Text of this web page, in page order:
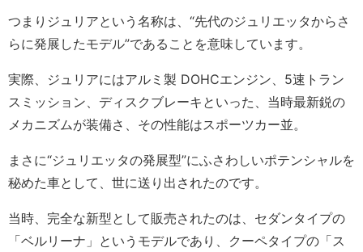
つまりジュリアという名称は、“先代のジュリエッタからさ
らに発展したモデル”であることを意味しています。
実際、ジュリアにはアルミ製 DOHCエンジン、5速トラン
スミッション、ディスクブレーキといった、当時最新鋭の
メカニズムが装備さ、その性能はスポーツカー並。
まさに“ジュリエッタの発展型”にふさわしいポテンシャルを
秘めた車として、世に送り出されたのです。
当時、完全な新型として販売されたのは、セダンタイプの
「ベルリーナ」というモデルであり、クーペタイプの「ス